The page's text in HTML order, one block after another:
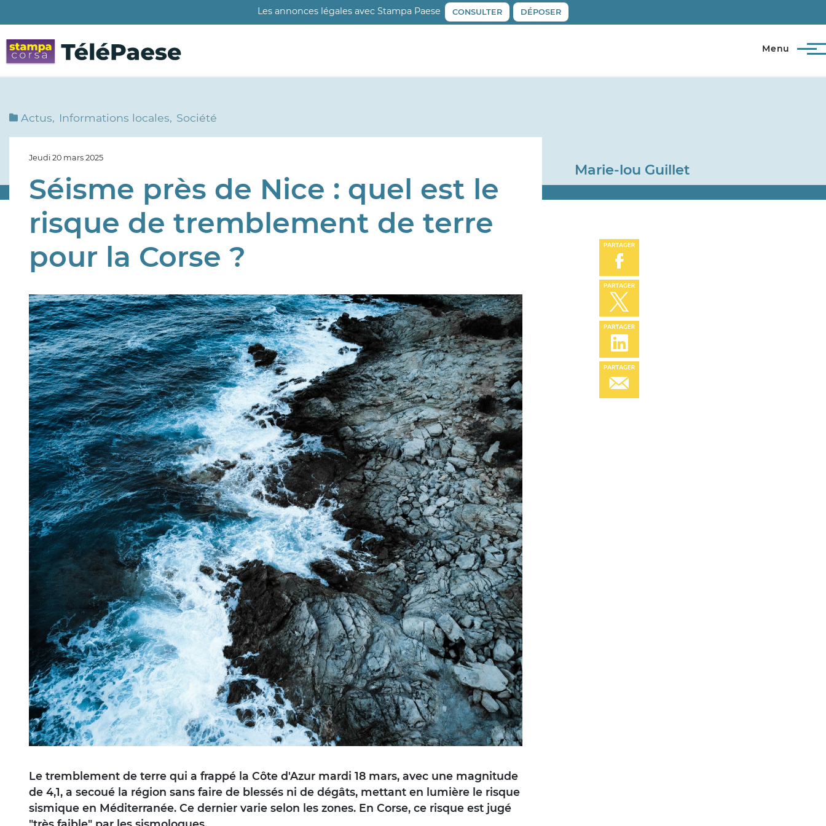
au
contenu
principal
Les annonces légales avec Stampa Paese CONSULTER DÉPOSER
Menu
Actus Informations locales Société
Jeudi 20 mars 2025
Séisme près de Nice : quel est le
risque de tremblement de terre
pour la Corse ?
Image
Le tremblement de terre qui a frappé la Côte d'Azur mardi 18 mars, avec une magnitude
de 4,1, a secoué la région sans faire de blessés ni de dégâts, mettant en lumière le risque
sismique en Méditerranée. Ce dernier varie selon les zones. En Corse, ce risque est jugé
Marie-lou Guillet